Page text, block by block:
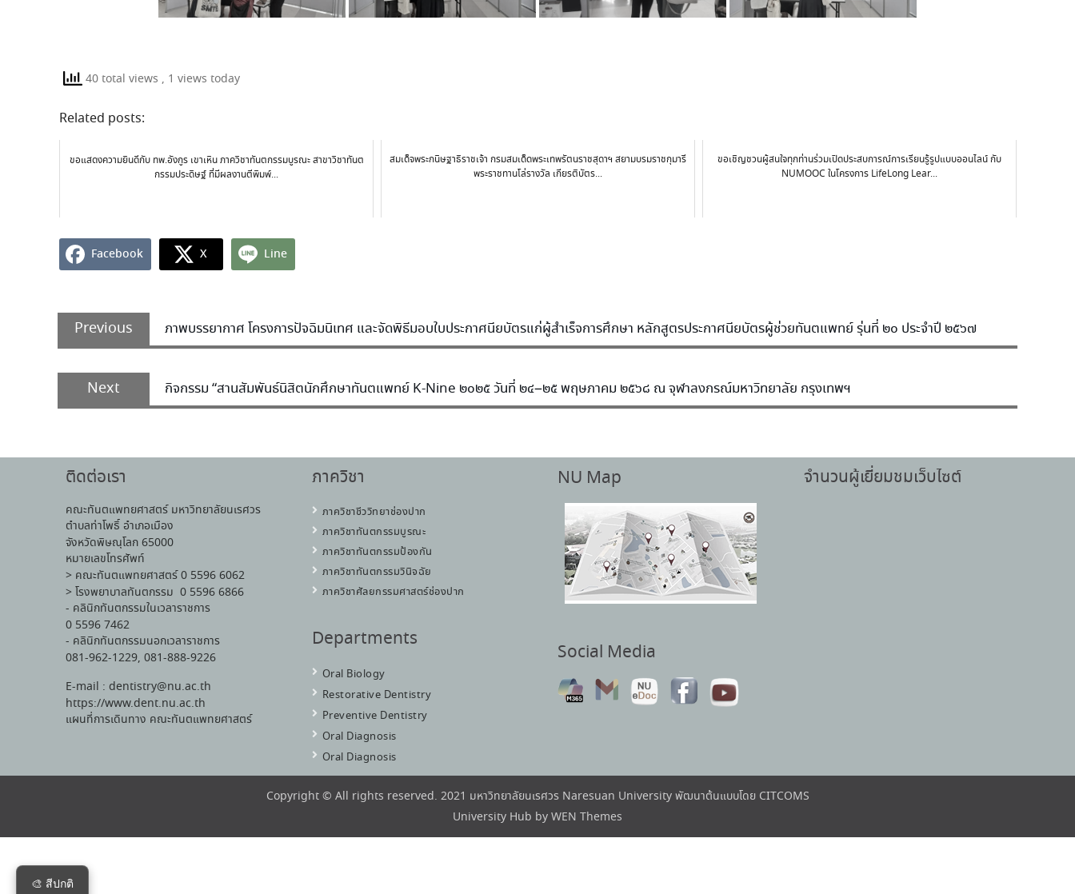
40 total views , 1 views today
Related posts:
ขอแสดงความยินดีกับ ทพ.อังกูร เขาเหิน ภาควิชาทันตกรรมบูรณะ สาขาวิชาทันต
กรรมประดิษฐ์ ที่มีผลงานตีพิมพ์...
สมเด็จพระกนิษฐาธิราชเจ้า กรมสมเด็ดพระเทพรัตนราชสุดาฯ สยามบรมราชกุมารี
พระราชทานโล่รางวัล เกียรติบัตร...
ขอเชิญชวนผู้สนใจทุกท่านร่วมเปิดประสบการณ์การเรียนรู้รูปแบบออนไลน์ กับ
NUMOOC ในโครงการ LifeLong Lear...
Facebook X Line
Previous ภาพบรรยากาศ โครงการปัจฉิมนิเทศ และจัดพิธีมอบใบประกาศนียบัตรแก่ผู้สำเร็จการศึกษา หลักสูตรประกาศนียบัตรผู้ช่วยทันตแพทย์ รุ่นที่ ๒๐ ประจำปี ๒๕๖๗
Next กิจกรรม “สานสัมพันธ์นิสิตนักศึกษาทันตแพทย์ K-Nine ๒๐๒๕ วันที่ ๒๔–๒๕ พฤษภาคม ๒๕๖๘ ณ จุฬาลงกรณ์มหาวิทยาลัย กรุงเทพฯ
ติดต่อเรา
คณะทันตแพทยศาสตร์ มหาวิทยาลัยนเรศวร
ตำบลท่าโพธิ์ อำเภอเมือง
จังหวัดพิษณุโลก 65000
หมายเลขโทรศัพท์
> คณะทันตแพทยศาสตร์ 0 5596 6062
> โรงพยาบาลทันตกรรม 0 5596 6866
- คลินิกทันตกรรมในเวลาราชการ
0 5596 7462
- คลินิกทันตกรรมนอกเวลาราชการ
081-962-1229, 081-888-9226
E-mail : dentistry@nu.ac.th
https://www.dent.nu.ac.th
แผนที่การเดินทาง คณะทันตแพทยศาสตร์
ภาควิชา
ภาควิชาชีววิทยาช่องปาก
ภาควิชาทันตกรรมบูรณะ
ภาควิชาทันตกรรมป้องกัน
ภาควิชาทันตกรรมวินิจฉัย
ภาควิชาศัลยกรรมศาสตร์ช่องปาก
Departments
Oral Biology
Restorative Dentistry
Preventive Dentistry
Oral Diagnosis
Oral Diagnosis
NU Map
Social Media
จำนวนผู้เยี่ยมชมเว็บไซต์
Copyright © All rights reserved. 2021 มหาวิทยาลัยนเรศวร Naresuan University พัฒนาต้นแบบโดย CITCOMS
University Hub by WEN Themes
🎨 สีปกติ